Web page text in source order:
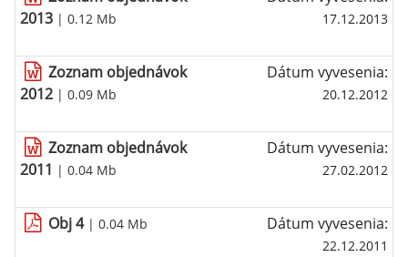
2013 | 0.12 Mb 17.12.2013
Zoznam objednávok
2012 | 0.09 Mb
Dátum vyvesenia:
20.12.2012
Zoznam objednávok
2011 | 0.04 Mb
Dátum vyvesenia:
27.02.2012
Obj 4| 0.04 Mb Dátum vyvesenia:
22.12.2011